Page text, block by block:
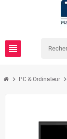
view_headline
chevron_right PC & Ordinateur chevron_right